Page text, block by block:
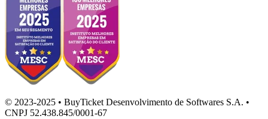
© 2023-2025 • BuyTicket Desenvolvimento de Softwares S.A. •
CNPJ 52.438.845/0001-67